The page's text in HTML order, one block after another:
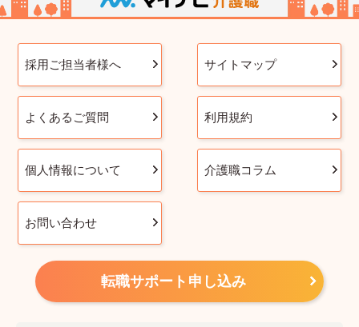
採用ご担当者様へ サイトマップ
よくあるご質問 利用規約
個人情報について 介護職コラム
お問い合わせ
転職サポート申し込み